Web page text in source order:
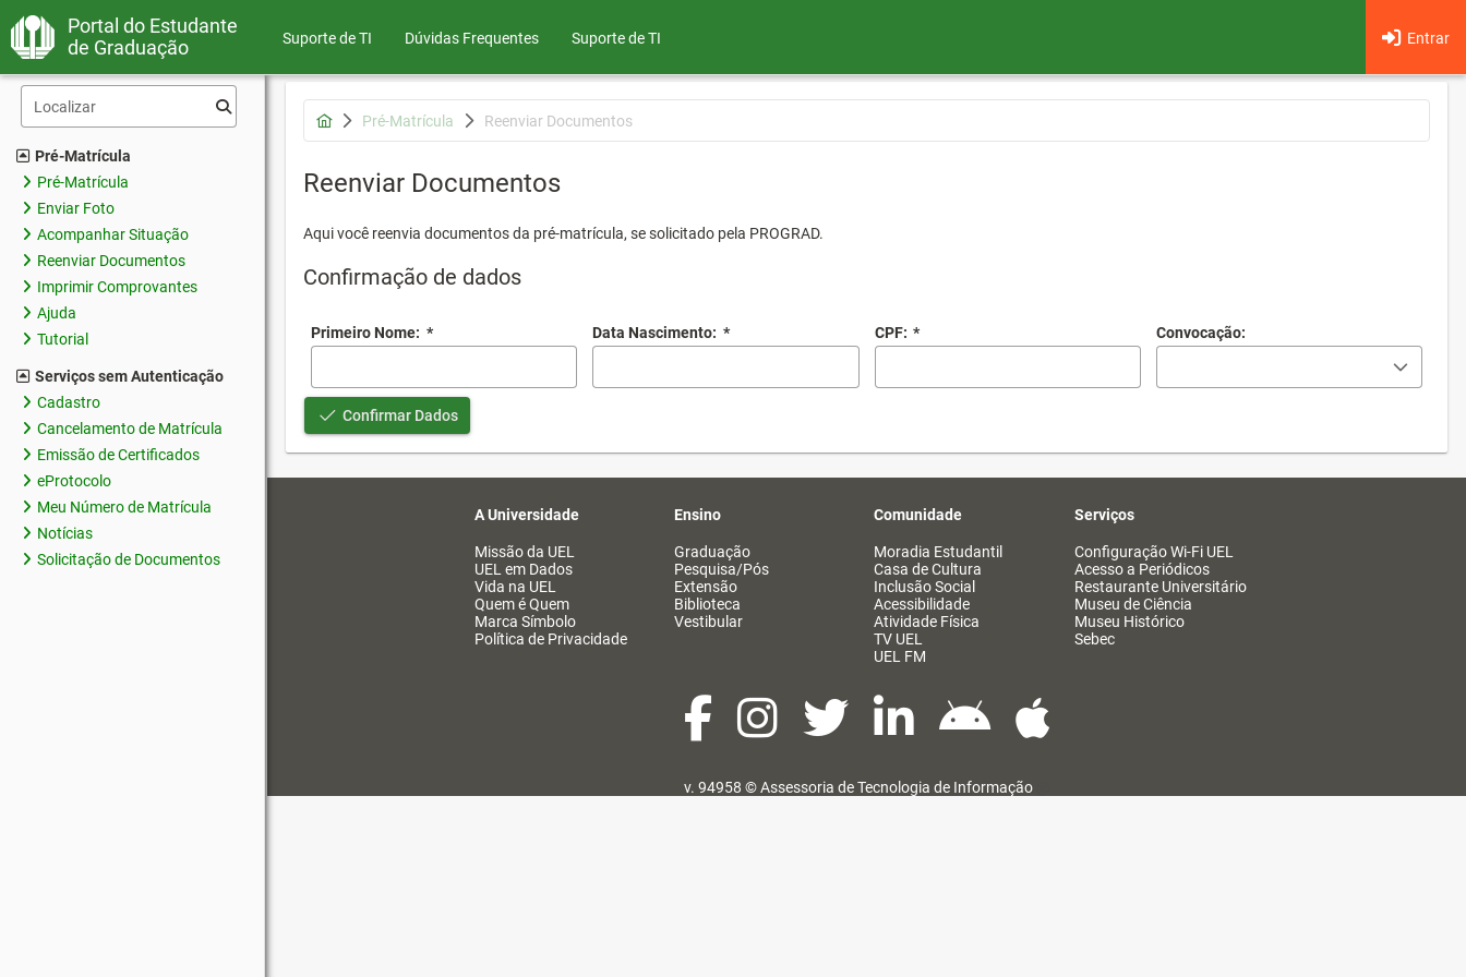
Portal do Estudante
de Graduação
Suporte de TI Dúvidas Frequentes Entrar
Suporte de TI
Pré-Matrícula
Pré-Matrícula
Enviar Foto
Acompanhar Situação
Reenviar Documentos
Imprimir Comprovantes
Ajuda
Tutorial
Serviços sem Autenticação
Cadastro
Cancelamento de Matrícula
Emissão de Certificados
eProtocolo
Meu Número de Matrícula
Notícias
Solicitação de Documentos
Pré-Matrícula Reenviar Documentos
Reenviar Documentos
Aqui você reenvia documentos da pré-matrícula, se solicitado pela PROGRAD.
Confirmação de dados
Primeiro Nome: * Data Nascimento: * CPF: * Convocação:
Confirmar Dados
A Universidade
Missão da UEL
UEL em Dados
Vida na UEL
Quem é Quem
Marca Símbolo
Política de Privacidade
Ensino
Graduação
Pesquisa/Pós
Extensão
Biblioteca
Vestibular
Comunidade
Moradia Estudantil
Casa de Cultura
Inclusão Social
Acessibilidade
Atividade Física
TV UEL
UEL FM
Serviços
Configuração Wi-Fi UEL
Acesso a Periódicos
Restaurante Universitário
Museu de Ciência
Museu Histórico
Sebec
v. 94958 ©Assessoria de Tecnologia de Informação